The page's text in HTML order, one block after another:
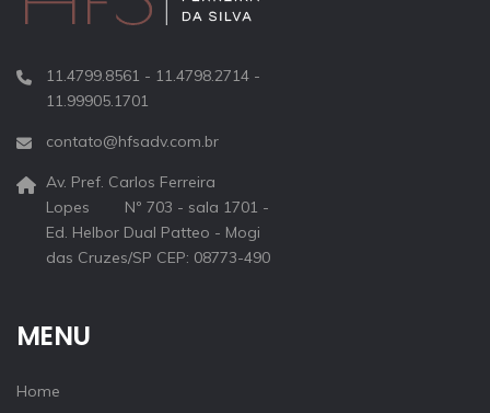
11.4799.8561 - 11.4798.2714 -
11.99905.1701
contato@hfsadv.com.br
Av. Pref. Carlos Ferreira
Lopes Nº 703 - sala 1701 -
Ed. Helbor Dual Patteo - Mogi
das Cruzes/SP CEP: 08773-490
MENU
Home